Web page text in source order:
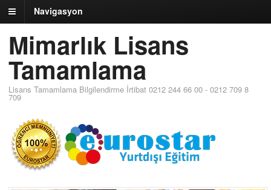
Navigasyon
Mimarlık Lisans
Tamamlama
Lisans Tamamlama Bilgilendirme İrtibat 0212 244 66 00 - 0212 709 8
709